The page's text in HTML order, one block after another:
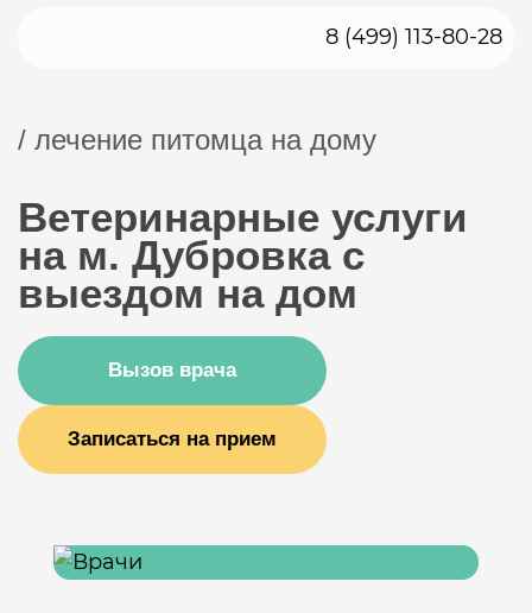
8 (499) 113-80-28
/ лечение питомца на дому
Ветеринарные услуги
на м. Дубровка с
выездом на дом
Вызов врача
Записаться на прием